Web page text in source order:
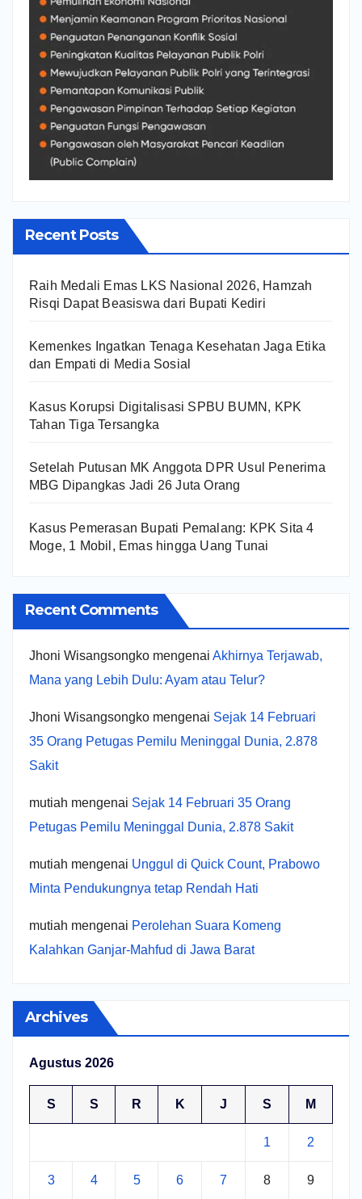
Recent Posts
Raih Medali Emas LKS Nasional 2026, Hamzah
Risqi Dapat Beasiswa dari Bupati Kediri
Kemenkes Ingatkan Tenaga Kesehatan Jaga Etika
dan Empati di Media Sosial
Kasus Korupsi Digitalisasi SPBU BUMN, KPK
Tahan Tiga Tersangka
Setelah Putusan MK Anggota DPR Usul Penerima
MBG Dipangkas Jadi 26 Juta Orang
Kasus Pemerasan Bupati Pemalang: KPK Sita 4
Moge, 1 Mobil, Emas hingga Uang Tunai
Recent Comments
Jhoni Wisangsongko mengenai Akhirnya Terjawab,
Mana yang Lebih Dulu: Ayam atau Telur?
Jhoni Wisangsongko mengenai Sejak 14 Februari
35 Orang Petugas Pemilu Meninggal Dunia, 2.878
Sakit
mutiah mengenai Sejak 14 Februari 35 Orang
Petugas Pemilu Meninggal Dunia, 2.878 Sakit
mutiah mengenai Unggul di Quick Count, Prabowo
Minta Pendukungnya tetap Rendah Hati
mutiah mengenai Perolehan Suara Komeng
Kalahkan Ganjar-Mahfud di Jawa Barat
Archives
Agustus 2026
S S R K J S M
1 2
3 4 5 6 7 8 9